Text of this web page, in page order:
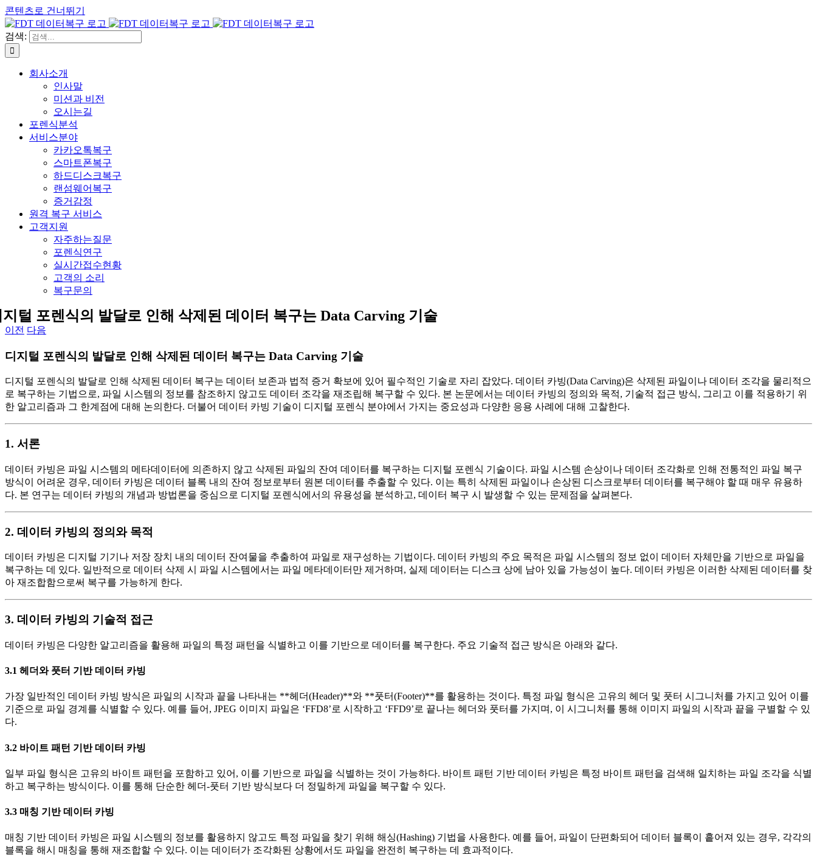
콘텐츠로 건너뛰기
검색:
회사소개
인사말
미션과 비전
오시는길
포렌식분석
서비스분야
카카오톡복구
스마트폰복구
하드디스크복구
랜섬웨어복구
증거감정
원격 복구 서비스
고객지원
자주하는질문
포렌식연구
실시간접수현황
고객의 소리
복구문의
지털 포렌식의 발달로 인해 삭제된 데이터 복구는 Data Carving 기술
이전 다음
디지털 포렌식의 발달로 인해 삭제된 데이터 복구는 Data Carving 기술
디지털 포렌식의 발달로 인해 삭제된 데이터 복구는 데이터 보존과 법적 증거 확보에 있어 필수적인 기술로 자리 잡았다. 데이터 카빙(Data Carving)은 삭제된 파일이나 데이터 조각을 물리적으
로 복구하는 기법으로, 파일 시스템의 정보를 참조하지 않고도 데이터 조각을 재조립해 복구할 수 있다. 본 논문에서는 데이터 카빙의 정의와 목적, 기술적 접근 방식, 그리고 이를 적용하기 위
한 알고리즘과 그 한계점에 대해 논의한다. 더불어 데이터 카빙 기술이 디지털 포렌식 분야에서 가지는 중요성과 다양한 응용 사례에 대해 고찰한다.
1. 서론
데이터 카빙은 파일 시스템의 메타데이터에 의존하지 않고 삭제된 파일의 잔여 데이터를 복구하는 디지털 포렌식 기술이다. 파일 시스템 손상이나 데이터 조각화로 인해 전통적인 파일 복구
방식이 어려운 경우, 데이터 카빙은 데이터 블록 내의 잔여 정보로부터 원본 데이터를 추출할 수 있다. 이는 특히 삭제된 파일이나 손상된 디스크로부터 데이터를 복구해야 할 때 매우 유용하
다. 본 연구는 데이터 카빙의 개념과 방법론을 중심으로 디지털 포렌식에서의 유용성을 분석하고, 데이터 복구 시 발생할 수 있는 문제점을 살펴본다.
2. 데이터 카빙의 정의와 목적
데이터 카빙은 디지털 기기나 저장 장치 내의 데이터 잔여물을 추출하여 파일로 재구성하는 기법이다. 데이터 카빙의 주요 목적은 파일 시스템의 정보 없이 데이터 자체만을 기반으로 파일을
복구하는 데 있다. 일반적으로 데이터 삭제 시 파일 시스템에서는 파일 메타데이터만 제거하며, 실제 데이터는 디스크 상에 남아 있을 가능성이 높다. 데이터 카빙은 이러한 삭제된 데이터를 찾
아 재조합함으로써 복구를 가능하게 한다.
3. 데이터 카빙의 기술적 접근
데이터 카빙은 다양한 알고리즘을 활용해 파일의 특정 패턴을 식별하고 이를 기반으로 데이터를 복구한다. 주요 기술적 접근 방식은 아래와 같다.
3.1 헤더와 풋터 기반 데이터 카빙
가장 일반적인 데이터 카빙 방식은 파일의 시작과 끝을 나타내는 **헤더(Header)**와 **풋터(Footer)**를 활용하는 것이다. 특정 파일 형식은 고유의 헤더 및 풋터 시그니처를 가지고 있어 이를
기준으로 파일 경계를 식별할 수 있다. 예를 들어, JPEG 이미지 파일은 ‘FFD8’로 시작하고 ‘FFD9’로 끝나는 헤더와 풋터를 가지며, 이 시그니처를 통해 이미지 파일의 시작과 끝을 구별할 수 있
다.
3.2 바이트 패턴 기반 데이터 카빙
일부 파일 형식은 고유의 바이트 패턴을 포함하고 있어, 이를 기반으로 파일을 식별하는 것이 가능하다. 바이트 패턴 기반 데이터 카빙은 특정 바이트 패턴을 검색해 일치하는 파일 조각을 식별
하고 복구하는 방식이다. 이를 통해 단순한 헤더-풋터 기반 방식보다 더 정밀하게 파일을 복구할 수 있다.
3.3 매칭 기반 데이터 카빙
매칭 기반 데이터 카빙은 파일 시스템의 정보를 활용하지 않고도 특정 파일을 찾기 위해 해싱(Hashing) 기법을 사용한다. 예를 들어, 파일이 단편화되어 데이터 블록이 흩어져 있는 경우, 각각의
블록을 해시 매칭을 통해 재조합할 수 있다. 이는 데이터가 조각화된 상황에서도 파일을 완전히 복구하는 데 효과적이다.